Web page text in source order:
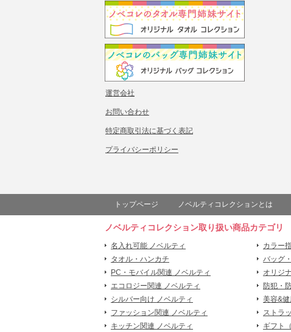
運営会社
お問い合わせ
特定商取引法に基づく表記
プライバシーポリシー
トップページ ノベルティコレクションとは
ノベルティコレクション取り扱い商品カテゴリ
名入れ可能 ノベルティ カラー
タオル・ハンカチ
バッグ
PC・モバイル関連 ノベルティ
オリジ
エコロジー関連 ノベルティ
防犯・
シルバー向け ノベルティ
美容&
ファッション関連 ノベルティ
ストラ
キッチン関連 ノベルティ
ギフト